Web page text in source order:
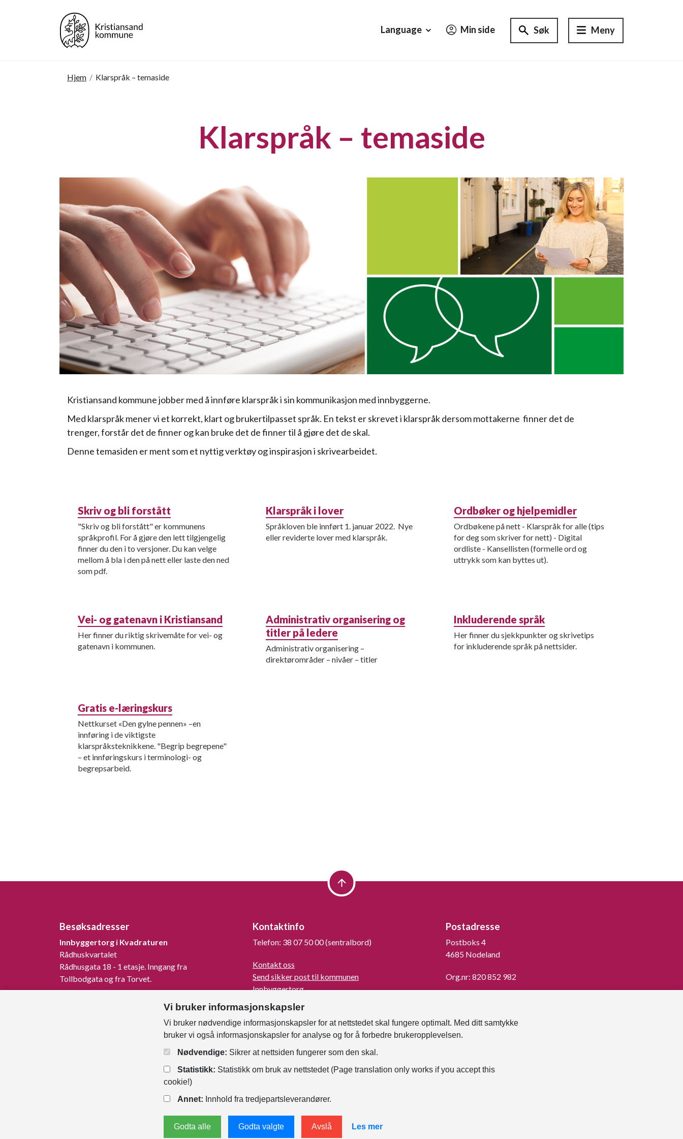
Language
Min side Søk Meny
Hjem / Klarspråk – temaside
Klarspråk – temaside
Kristiansand kommune jobber med å innføre klarspråk i sin kommunikasjon med innbyggerne.
Med klarspråk mener vi et korrekt, klart og brukertilpasset språk. En tekst er skrevet i klarspråk dersom mottakerne finner det de
trenger,forstår det de finner ogkan bruke det de finner til å gjøre det de skal.
Denne temasiden er ment som et nyttig verktøy og inspirasjon i skrivearbeidet.
Skriv og bli forstått
"Skriv og bli forstått" er kommunens
språkprofil. For å gjøre den lett tilgjengelig
finner du den i to versjoner. Du kan velge
mellom å bla i den på nett eller laste den ned
som pdf.
Klarspråk i lover
Språkloven ble innført 1. januar 2022. Nye
eller reviderte lover med klarspråk.
Ordbøker og hjelpemidler
Ordbøkene på nett - Klarspråk for alle (tips
for deg som skriver for nett) - Digital
ordliste - Kansellisten (formelle ord og
uttrykk som kan byttes ut).
Vei- og gatenavn i Kristiansand
Her finner du riktig skrivemåte for vei- og
gatenavn i kommunen.
Administrativ organisering og
titler på ledere
Administrativ organisering –
direktørområder – nivåer – titler
Inkluderende språk
Her finner du sjekkpunkter og skrivetips
for inkluderende språk på nettsider.
Gratis e-læringskurs
Nettkurset «Den gylne pennen» –en
innføring i de viktigste
klarspråksteknikkene. "Begrip begrepene"
– et innføringskurs i terminologi- og
begrepsarbeid.
Besøksadresser
Innbyggertorg i Kvadraturen
Rådhuskvartalet
Rådhusgata 18 - 1 etasje. Inngang fra
Tollbodgata og fra Torvet.
Songdalsvegen 53, 4645 Nodeland.
Kontaktinfo
Telefon: 38 07 50 00 (sentralbord)
Kontakt oss
Send sikker post til kommunen
Innbyggertorg
Turistinformasjon
For mediene
Kunngjøringer og høringer
Om Kristiansand
Faktura til kommunen
Postadresse
Postboks 4
4685 Nodeland
Org.nr: 820 852 982
Personvernerklæring Endre informasjonskapsler
Vi bruker informasjonskapsler
Vi bruker nødvendige informasjonskapsler for at nettstedet skal fungere optimalt. Med ditt samtykke
bruker vi også informasjonskapsler for analyse og for å forbedre brukeropplevelsen.
Nødvendige: Sikrer at nettsiden fungerer som den skal.
Statistikk: Statistikk om bruk av nettstedet (Page translation only works if you accept this
cookie!)
Annet: Innhold fra tredjepartsleverandører.
Godta alle Godta valgte Avslå Les mer